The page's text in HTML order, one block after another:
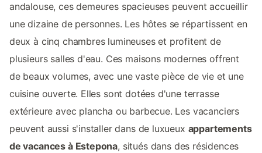
andalouse, ces demeures spacieuses peuvent accueillir
une dizaine de personnes. Les hôtes se répartissent en
deux à cinq chambres lumineuses et profitent de
plusieurs salles d'eau. Ces maisons modernes offrent
de beaux volumes, avec une vaste pièce de vie et une
cuisine ouverte. Elles sont dotées d'une terrasse
extérieure avec plancha ou barbecue. Les vacanciers
peuvent aussi s'installer dans de luxueux appartements
de vacances à Estepona, situés dans des résidences